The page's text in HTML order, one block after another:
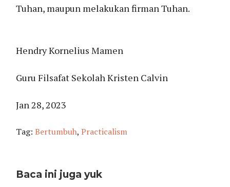
Tuhan, maupun melakukan firman Tuhan.
Hendry Kornelius Mamen
Guru Filsafat Sekolah Kristen Calvin
Jan 28, 2023
Tag:Bertumbuh,Practicalism
Baca ini juga yuk